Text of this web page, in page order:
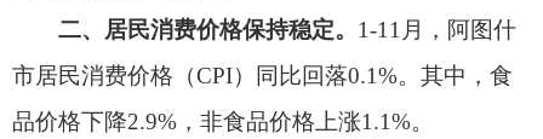
酒价格下降 2.8%。